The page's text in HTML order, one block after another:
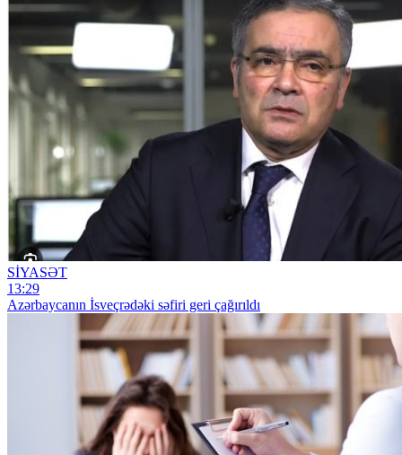
SİYASƏT
13:29
Azərbaycanın İsveçrədəki səfiri geri çağırıldı